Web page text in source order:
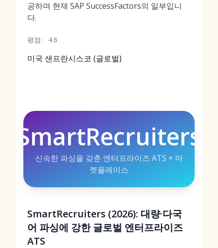
공하며 현재 SAP SuccessFactors의 일부입니
다.
평점: 4.6
미국 샌프란시스코 (글로벌)
SmartRecruiters
신속한 파싱을 갖춘 엔터프라이즈 ATS + 마
켓플레이스
SmartRecruiters (2026): 대량·다국
어 파싱에 강한 글로벌 엔터프라이즈
ATS